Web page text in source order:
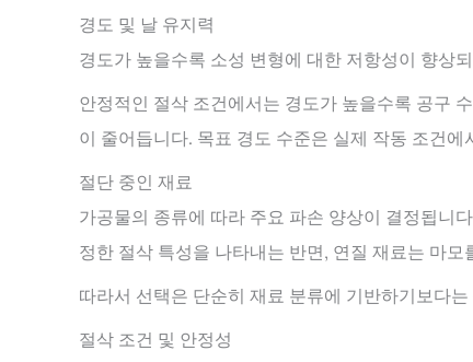
경도 및 날 유지력
경도가 높을수록 소성 변형에 대한 저항성이 향상
안정적인 절삭 조건에서는 경도가 높을수록 공구
이 줄어듭니다. 목표 경도 수준은 실제 작동 조건
절단 중인 재료
가공물의 종류에 따라 주요 파손 양상이 결정됩니
정한 절삭 특성을 나타내는 반면, 연질 재료는 마
따라서 선택은 단순히 재료 분류에 기반하기보다
절삭 조건 및 안정성